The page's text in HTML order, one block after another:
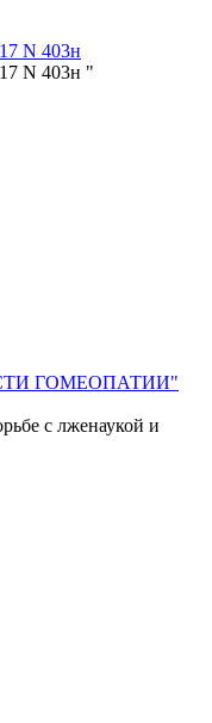
N 403н
N 403н "
ГОМЕОПАТИИ"
с лженаукой и